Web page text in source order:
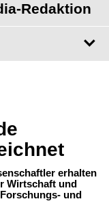
Redaktion
erhalten
Wirtschaft und
und